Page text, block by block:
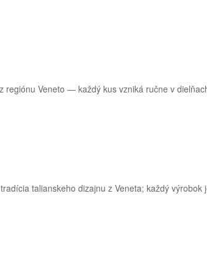
regiónu Veneto — každý kus vzniká ručne v
talianskeho dizajnu z Veneta; každý výrobok